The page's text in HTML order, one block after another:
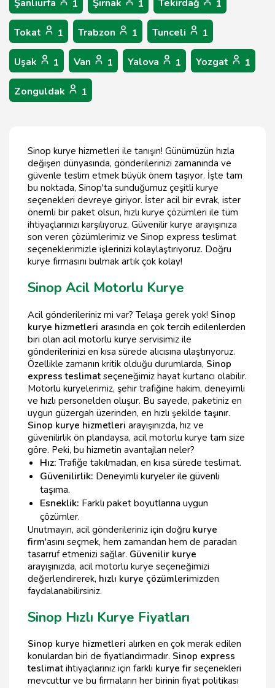
Şanlıurfa 1 Şırnak 1 Tekirdağ 1
Tokat 1 Trabzon 1 Tunceli 1
Uşak 1 Van 1 Yalova 1 Yozgat 1
Zonguldak 1
Sinop kurye hizmetleri ile tanışın! Günümüzün hızla
değişen dünyasında, gönderilerinizi zamanında ve
güvenle teslim etmek büyük önem taşıyor. İşte tam
bu noktada, Sinop'ta sunduğumuz çeşitli kurye
seçenekleri devreye giriyor. İster acil bir evrak, ister
önemli bir paket olsun, hızlı kurye çözümleri ile tüm
ihtiyaçlarınızı karşılıyoruz. Güvenilir kurye arayışınıza
son veren çözümlerimiz ve Sinop express teslimat
seçeneklerimizle işlerinizi kolaylaştırıyoruz. Doğru
kurye firmasını bulmak artık çok kolay!
Sinop Acil Motorlu Kurye
Acil gönderileriniz mi var? Telaşa gerek yok! Sinop
kurye hizmetleri arasında en çok tercih edilenlerden
biri olan acil motorlu kurye servisimiz ile
gönderilerinizi en kısa sürede alıcısına ulaştırıyoruz.
Özellikle zamanın kritik olduğu durumlarda, Sinop
express teslimat seçeneğimiz hayat kurtarıcı olabilir.
Motorlu kuryelerimiz, şehir trafiğine hakim, deneyimli
ve hızlı personelden oluşur. Bu sayede, paketiniz en
uygun güzergah üzerinden, en hızlı şekilde taşınır.
Sinop kurye hizmetleri arayışınızda, hız ve
güvenilirlik ön plandaysa, acil motorlu kurye tam size
göre. Peki, bu hizmetin avantajları neler?
Hız:Trafiğe takılmadan, en kısa sürede teslimat.
Güvenilirlik: Deneyimli kuryeler ile güvenli
taşıma.
Esneklik: Farklı paket boyutlarına uygun
çözümler.
Unutmayın, acil gönderileriniz için doğru kurye
firm'asını seçmek, hem zamandan hem de paradan
tasarruf etmenizi sağlar. Güvenilir kurye
arayışınızda, acil motorlu kurye seçeneğimizi
değerlendirerek, hızlı kurye çözümlerimizden
faydalanabilirsiniz.
Sinop Hızlı Kurye Fiyatları
Sinop kurye hizmetleri alırken en çok merak edilen
konulardan biri de fiyatlandırmadır. Sinop express
teslimat ihtiyaçlarınız için farklı kurye fir seçenekleri
mevcuttur ve bu firmaların her birinin fiyat politikası